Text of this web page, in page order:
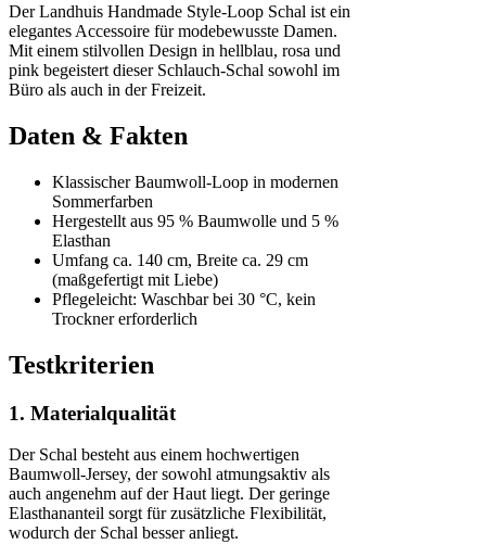
Der Landhuis Handmade Style-Loop Schal ist ein
elegantes Accessoire für modebewusste Damen.
Mit einem stilvollen Design in hellblau, rosa und
pink begeistert dieser Schlauch-Schal sowohl im
Büro als auch in der Freizeit.
Daten & Fakten
Klassischer Baumwoll-Loop in modernen
Sommerfarben
Hergestellt aus 95 % Baumwolle und 5 %
Elasthan
Umfang ca. 140 cm, Breite ca. 29 cm
(maßgefertigt mit Liebe)
Pflegeleicht: Waschbar bei 30 °C, kein
Trockner erforderlich
Testkriterien
1. Materialqualität
Der Schal besteht aus einem hochwertigen
Baumwoll-Jersey, der sowohl atmungsaktiv als
auch angenehm auf der Haut liegt. Der geringe
Elasthananteil sorgt für zusätzliche Flexibilität,
wodurch der Schal besser anliegt.